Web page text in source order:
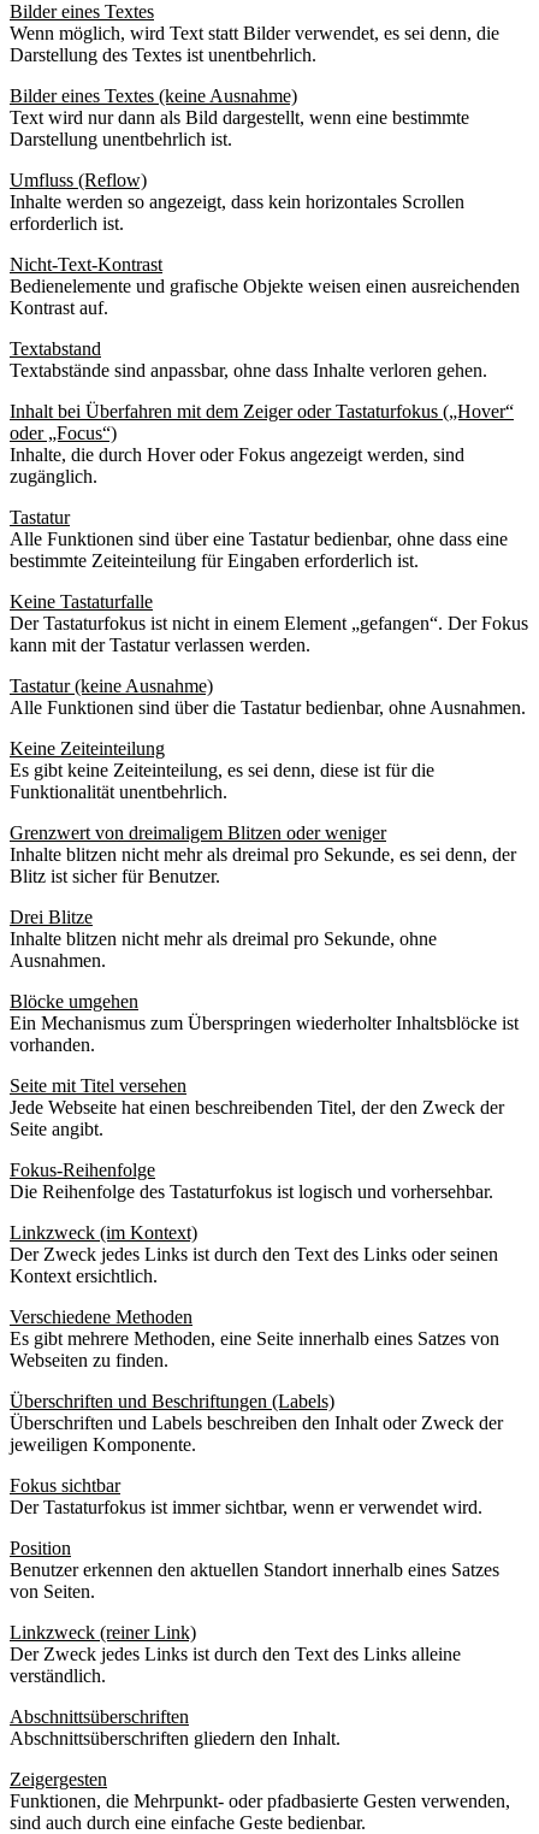
Bilder eines Textes
Wenn möglich, wird Text statt Bilder verwendet, es sei denn, die
Darstellung des Textes ist unentbehrlich.
Bilder eines Textes (keine Ausnahme)
Text wird nur dann als Bild dargestellt, wenn eine bestimmte
Darstellung unentbehrlich ist.
Umfluss (Reflow)
Inhalte werden so angezeigt, dass kein horizontales Scrollen
erforderlich ist.
Nicht-Text-Kontrast
Bedienelemente und grafische Objekte weisen einen ausreichenden
Kontrast auf.
Textabstand
Textabstände sind anpassbar, ohne dass Inhalte verloren gehen.
Inhalt bei Überfahren mit dem Zeiger oder Tastaturfokus („Hover“
oder „Focus“)
Inhalte, die durch Hover oder Fokus angezeigt werden, sind
zugänglich.
Tastatur
Alle Funktionen sind über eine Tastatur bedienbar, ohne dass eine
bestimmte Zeiteinteilung für Eingaben erforderlich ist.
Keine Tastaturfalle
Der Tastaturfokus ist nicht in einem Element „gefangen“. Der Fokus
kann mit der Tastatur verlassen werden.
Tastatur (keine Ausnahme)
Alle Funktionen sind über die Tastatur bedienbar, ohne Ausnahmen.
Keine Zeiteinteilung
Es gibt keine Zeiteinteilung, es sei denn, diese ist für die
Funktionalität unentbehrlich.
Grenzwert von dreimaligem Blitzen oder weniger
Inhalte blitzen nicht mehr als dreimal pro Sekunde, es sei denn, der
Blitz ist sicher für Benutzer.
Drei Blitze
Inhalte blitzen nicht mehr als dreimal pro Sekunde, ohne
Ausnahmen.
Blöcke umgehen
Ein Mechanismus zum Überspringen wiederholter Inhaltsblöcke ist
vorhanden.
Seite mit Titel versehen
Jede Webseite hat einen beschreibenden Titel, der den Zweck der
Seite angibt.
Fokus-Reihenfolge
Die Reihenfolge des Tastaturfokus ist logisch und vorhersehbar.
Linkzweck (im Kontext)
Der Zweck jedes Links ist durch den Text des Links oder seinen
Kontext ersichtlich.
Verschiedene Methoden
Es gibt mehrere Methoden, eine Seite innerhalb eines Satzes von
Webseiten zu finden.
Überschriften und Beschriftungen (Labels)
Überschriften und Labels beschreiben den Inhalt oder Zweck der
jeweiligen Komponente.
Fokus sichtbar
Der Tastaturfokus ist immer sichtbar, wenn er verwendet wird.
Position
Benutzer erkennen den aktuellen Standort innerhalb eines Satzes
von Seiten.
Linkzweck (reiner Link)
Der Zweck jedes Links ist durch den Text des Links alleine
verständlich.
Abschnittsüberschriften
Abschnittsüberschriften gliedern den Inhalt.
Zeigergesten
Funktionen, die Mehrpunkt- oder pfadbasierte Gesten verwenden,
sind auch durch eine einfache Geste bedienbar.